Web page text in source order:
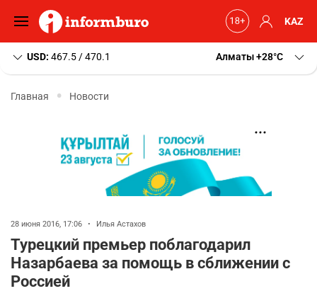
KAZ
USD: 467.5 / 470.1 Алматы+28 C
Главная Новости
28 июня 2016, 17:06 • Илья Астахов
Турецкий премьер поблагодарил
Назарбаева за помощь в сближении с
Россией